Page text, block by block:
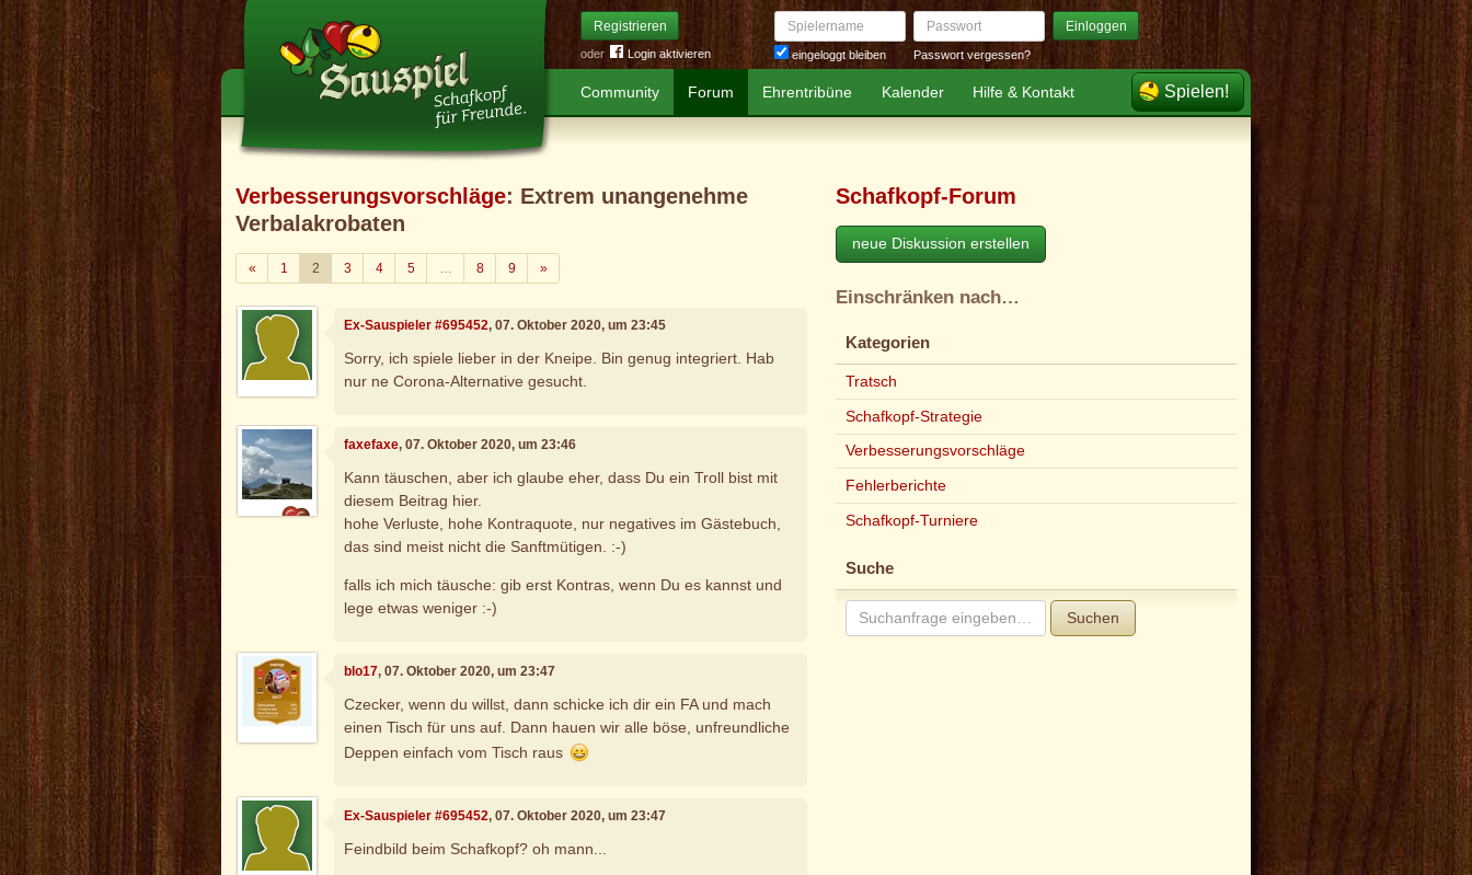
Registrieren
oder Login aktivieren
Spielername
eingeloggt bleiben
Passwort Einloggen
Passwort vergessen?
Community Forum Ehrentribüne Kalender Hilfe & Kontakt Spielen!
Verbesserungsvorschläge: Extrem unangenehme
Verbalakrobaten
«Zurück
1 2 3 4 5 … 8 9 »Weiter
Ex-Sauspieler #695452, 07. Oktober 2020, um 23:45
Sorry, ich spiele lieber in der Kneipe. Bin genug integriert. Hab
nur ne Corona-Alternative gesucht.
faxefaxe, 07. Oktober 2020, um 23:46
Kann täuschen, aber ich glaube eher, dass Du ein Troll bist mit
diesem Beitrag hier.
hohe Verluste, hohe Kontraquote, nur negatives im Gästebuch,
das sind meist nicht die Sanftmütigen. :-)
falls ich mich täusche: gib erst Kontras, wenn Du es kannst und
lege etwas weniger :-)
blo17, 07. Oktober 2020, um 23:47
Czecker, wenn du willst, dann schicke ich dir ein FA und mach
einen Tisch für uns auf. Dann hauen wir alle böse, unfreundliche
Deppen einfach vom Tisch raus
Ex-Sauspieler #695452, 07. Oktober 2020, um 23:47
Feindbild beim Schafkopf? oh mann...
Schafkopf-Forum
neue Diskussion erstellen
Einschränken nach…
Kategorien
Tratsch
Schafkopf-Strategie
Verbesserungsvorschläge
Fehlerberichte
Schafkopf-Turniere
Suche
Suchen